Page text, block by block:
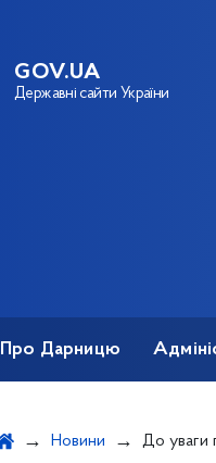
GOV.UA
Державні сайти України
Про Дарницю
Новини До уваги громадських організацій